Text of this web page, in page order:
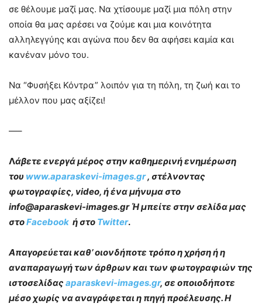
σε θέλουμε μαζί μας. Να χτίσουμε μαζί μια πόλη στην
οποία θα μας αρέσει να ζούμε και μια κοινότητα
αλληλεγγύης και αγώνα που δεν θα αφήσει καμία και
κανέναν μόνο του.
Να “Φυσήξει Κόντρα” λοιπόν για τη πόλη, τη ζωή και το
μέλλον που μας αξίζει!
—–
Λάβετε ενεργά μέρος στην καθημερινή ενημέρωση
του www.aparaskevi-images.gr, στέλνοντας
φωτογραφίες, video, ή ένα μήνυμα στο
info@aparaskevi-images.gr Ή μπείτε στην σελίδα μας
στοFacebook ή στο Twitter.
Απαγορεύεται καθ’ οιονδήποτε τρόπο η χρήση ή η
αναπαραγωγή των άρθρων και των φωτογραφιών της
ιστοσελίδας aparaskevi-images.gr, σε οποιοδήποτε
μέσο χωρίς να αναγράφεται η πηγή προέλευσης. Η